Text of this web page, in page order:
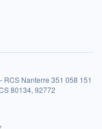
RCS Nanterre 351 058 151
80134, 92772